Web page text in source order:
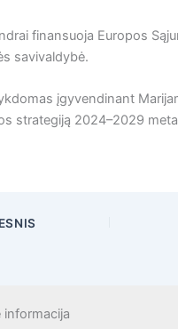
finansuoja Europos
savivaldybė.
įgyvendinant
strategiją 2024–2029